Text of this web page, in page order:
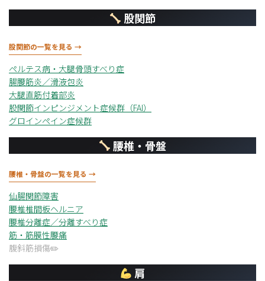
股関節
股関節の一覧を見る →
ペルテス病・大腿骨頭すべり症
腸腰筋炎／滑液包炎
大腿直筋付着部炎
股関節インピンジメント症候群（FAI）
グロインペイン症候群
腰椎・骨盤
腰椎・骨盤の一覧を見る →
仙腸関節障害
腰椎椎間板ヘルニア
腰椎分離症／分離すべり症
筋・筋膜性腰痛
腹斜筋損傷
肩